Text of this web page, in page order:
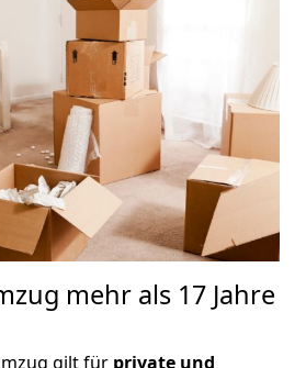
mehr als 17 Jahre
gilt für private und